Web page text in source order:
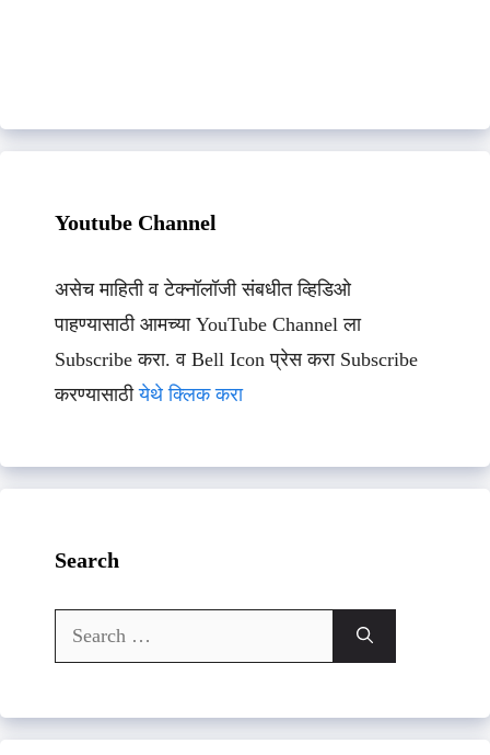
Youtube Channel
असेच माहिती व टेक्नॉलॉजी संबधीत व्हिडिओ
पाहण्यासाठी आमच्या YouTube Channel ला
Subscribe करा. व Bell Icon प्रेस करा Subscribe
करण्यासाठीयेथे क्लिक करा
Search
Search
for: